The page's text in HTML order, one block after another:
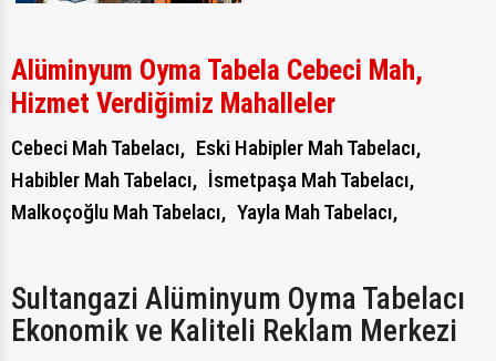
Alüminyum Oyma Tabela Cebeci Mah,
Hizmet Verdiğimiz Mahalleler
Cebeci Mah Tabelacı, Eski Habipler Mah Tabelacı,
Habibler Mah Tabelacı, İsmetpaşa Mah Tabelacı,
Malkoçoğlu Mah Tabelacı, Yayla Mah Tabelacı,
Sultangazi Alüminyum Oyma Tabelacı
Ekonomik ve Kaliteli Reklam Merkezi